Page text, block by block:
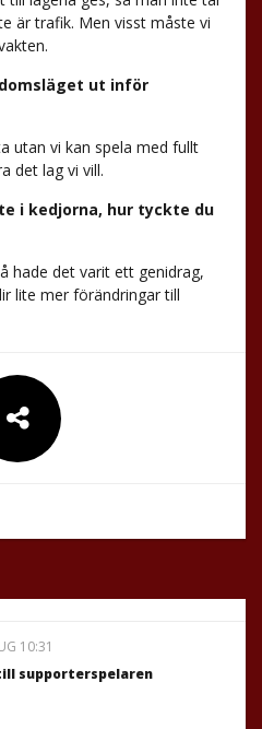
är trafik. Men visst måste vi
ut inför
utan vi kan spela med fullt
det lag vi vill.
i kedjorna, hur tyckte du
hade det varit ett genidrag,
lite mer förändringar till
10:31
supporterspelaren